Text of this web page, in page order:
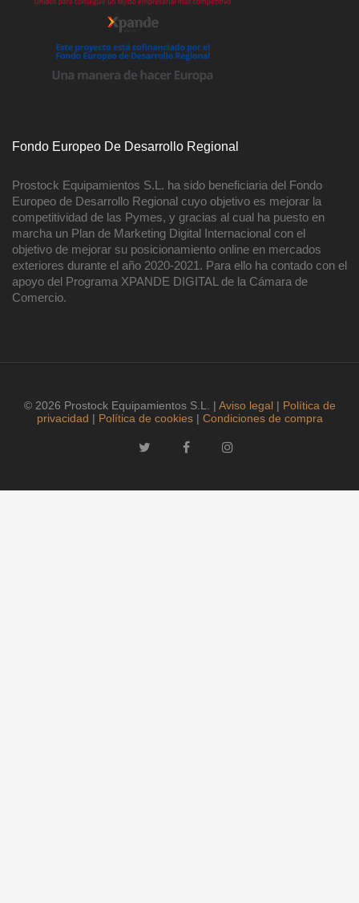
Fondo Europeo De Desarrollo Regional
Prostock Equipamientos S.L. ha sido beneficiaria del Fondo
Europeo de Desarrollo Regional cuyo objetivo es mejorar la
competitividad de las Pymes, y gracias al cual ha puesto en
marcha un Plan de Marketing Digital Internacional con el
objetivo de mejorar su posicionamiento online en mercados
exteriores durante el año 2020-2021. Para ello ha contado con el
apoyo del Programa XPANDE DIGITAL de la Cámara de
Comercio.
© 2026 Prostock Equipamientos S.L. | Aviso legal| Política de
privacidad | Política de cookies| Condiciones de compra